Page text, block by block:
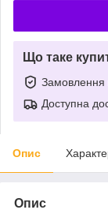
Що таке
Замовлення
Доступна
Опис
Опис